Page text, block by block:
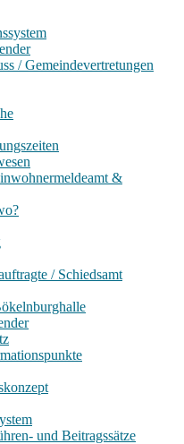
/ Gemeindevertretungen
&
/ Schiedsamt
und Beitragssätze